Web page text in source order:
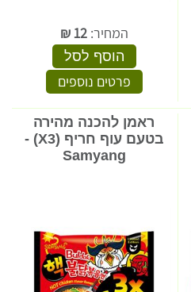
המחיר:12
₪
הוסף לסל
פרטים נוספים
ראמן להכנה מהירה
בטעם עוף חריף (X3) -
Samyang